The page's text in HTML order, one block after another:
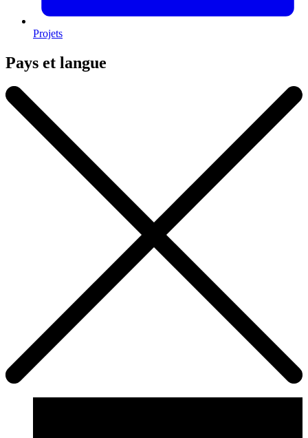
Projets
Pays et langue